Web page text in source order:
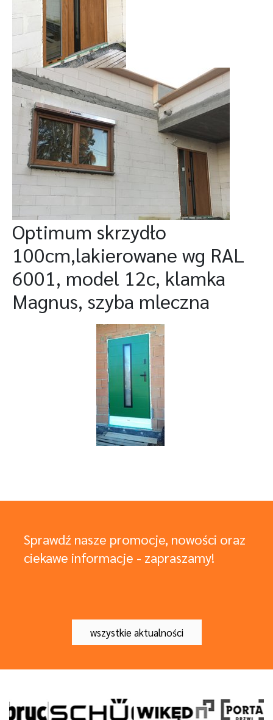
Optimum skrzydło
100cm,lakierowane wg RAL
6001, model 12c, klamka
Magnus, szyba mleczna
Sprawdź nasze promocje, nowości oraz
ciekawe informacje - zapraszamy!
wszystkie aktualności